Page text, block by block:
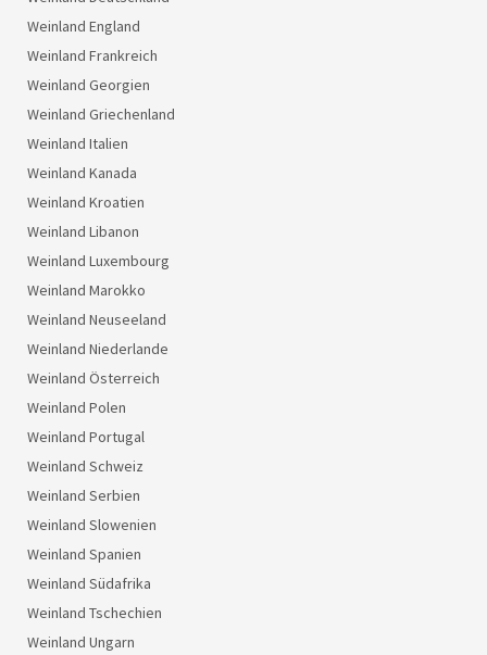
Weinland England
Weinland Frankreich
Weinland Georgien
Weinland Griechenland
Weinland Italien
Weinland Kanada
Weinland Kroatien
Weinland Libanon
Weinland Luxembourg
Weinland Marokko
Weinland Neuseeland
Weinland Niederlande
Weinland Österreich
Weinland Polen
Weinland Portugal
Weinland Schweiz
Weinland Serbien
Weinland Slowenien
Weinland Spanien
Weinland Südafrika
Weinland Tschechien
Weinland Ungarn